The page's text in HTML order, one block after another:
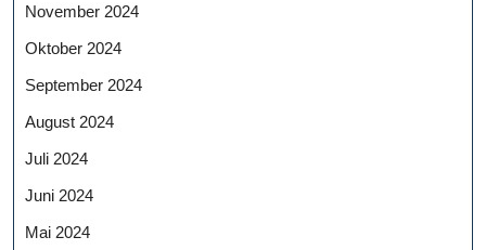
November 2024
Oktober 2024
September 2024
August 2024
Juli 2024
Juni 2024
Mai 2024